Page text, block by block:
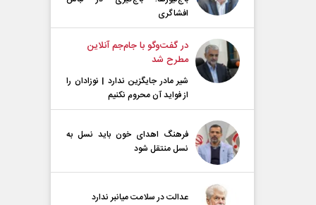
افشاگری
در گفت‌و‌گو با جام‌جم آنلاین
مطرح شد
شیر مادر جایگزین ندارد | نوزادان را
از فواید آن محروم نکنیم
فرهنگ اهدای خون باید نسل به
نسل منتقل شود
عدالت در سلامت میانبر ندارد